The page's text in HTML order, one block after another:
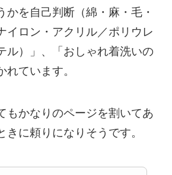
かを自己判断（綿・麻・毛・
イロン・アクリル／ポリウレ
ル）」、「おしゃれ着洗いの
れています。
もかなりのページを割いてあ
きに頼りになりそうです。